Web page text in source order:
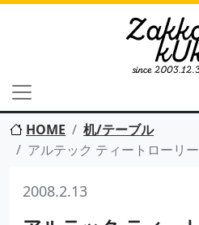
HOME
机/テーブル
アルテック ティートローリ
2008.2.13